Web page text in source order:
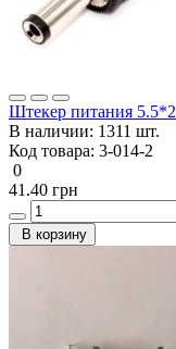
Штекер питания
В наличии: 1311 шт.
Код товара: 3-014-2
0
41.40 грн
В корзину